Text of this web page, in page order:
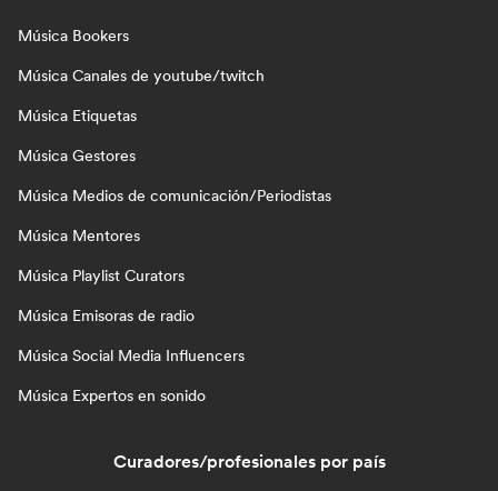
Música Bookers
Música Canales de youtube/twitch
Música Etiquetas
Música Gestores
Música Medios de comunicación/Periodistas
Música Mentores
Música Playlist Curators
Música Emisoras de radio
Música Social Media Influencers
Música Expertos en sonido
Curadores/profesionales por país